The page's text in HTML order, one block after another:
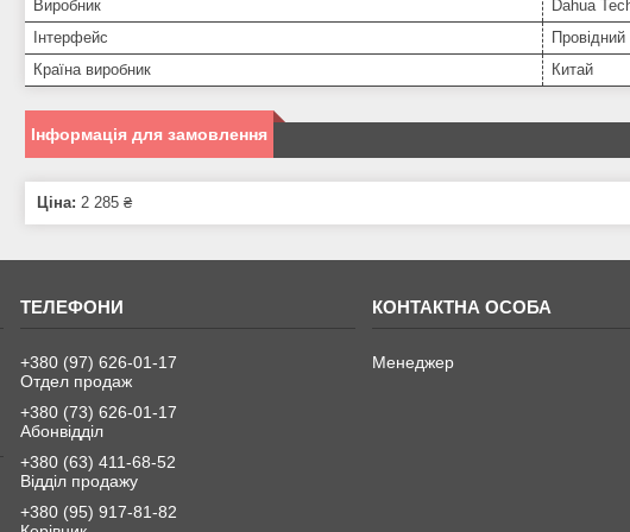
Виробник
Dahua
Інтерфейс
Провідний
Країна виробник
Китай
Інформація для замовлення
Ціна: 2 285 ₴
+380 (97) 626-01-17
Отдел продаж
+380 (73) 626-01-17
Абонвідділ
+380 (63) 411-68-52
Відділ продажу
+380 (95) 917-81-82
Менеджер